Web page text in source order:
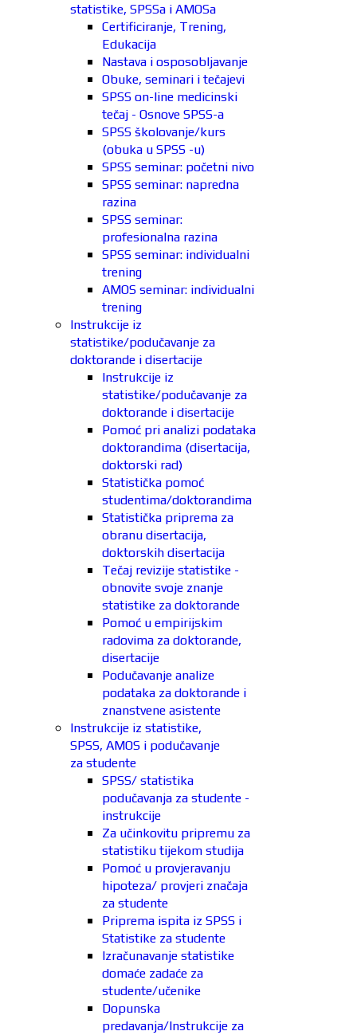
statistike, SPSSa i AMOSa
Certificiranje, Trening,
Edukacija
Nastava i osposobljavanje
Obuke, seminari i tečajevi
SPSS on-line medicinski
tečaj - Osnove SPSS-a
SPSS školovanje/kurs
(obuka u SPSS -u)
SPSS seminar: početni nivo
SPSS seminar: napredna
razina
SPSS seminar:
profesionalna razina
SPSS seminar: individualni
trening
AMOS seminar: individualni
trening
Instrukcije iz
statistike/podučavanje za
doktorande i disertacije
Instrukcije iz
statistike/podučavanje za
doktorande i disertacije
Pomoć pri analizi podataka
doktorandima (disertacija,
doktorski rad)
Statistička pomoć
studentima/doktorandima
Statistička priprema za
obranu disertacija,
doktorskih disertacija
Tečaj revizije statistike -
obnovite svoje znanje
statistike za doktorande
Pomoć u empirijskim
radovima za doktorande,
disertacije
Podučavanje analize
podataka za doktorande i
znanstvene asistente
Instrukcije iz statistike,
SPSS, AMOS i podučavanje
za studente
SPSS/ statistika
podučavanja za studente -
instrukcije
Za učinkovitu pripremu za
statistiku tijekom studija
Pomoć u provjeravanju
hipoteza/ provjeri značaja
za studente
Priprema ispita iz SPSS i
Statistike za studente
Izračunavanje statistike
domaće zadaće za
studente/učenike
Dopunska
predavanja/Instrukcije za